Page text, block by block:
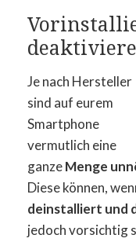
Je nach Hersteller
sind auf eurem
Smartphone
vermutlich eine
ganzeMenge
Diese können,
deinstalliert und
jedoch vorsichtig